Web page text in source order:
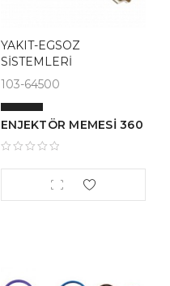
YAKIT-EGSOZ
SİSTEMLERİ
103-64500
ENJEKTÖR MEMESİ 360